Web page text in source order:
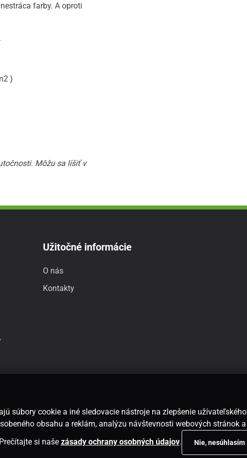
farby. A oproti
)
Môžu sa líšiť v
Užitočné informácie
O nás
Kontakty
súbory cookie a iné sledovacie nástroje na zlepšenie užívateľského
obsahu a reklám, analýzu návštevnosti webových stránok a
si naše zásady ochrany osobných údajov. Nie, nesúhlasím